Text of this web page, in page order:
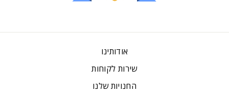
אודותינו
שירות לקוחות
החנויות שלנו